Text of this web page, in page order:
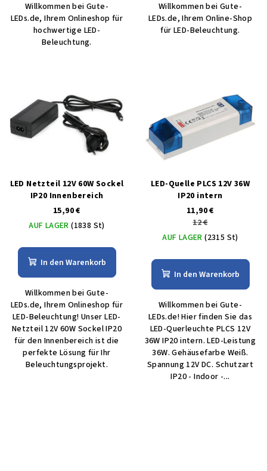
Willkommen bei Gute-
LEDs.de, Ihrem Onlineshop für
hochwertige LED-
Beleuchtung.
Willkommen bei Gute-
LEDs.de, Ihrem Online-Shop
für LED-Beleuchtung.
LED Netzteil 12V 60W Sockel
IP20 Innenbereich
15,90 €
AUF LAGER(1838 St)
In den Warenkorb
Willkommen bei Gute-
LEDs.de, Ihrem Onlineshop für
LED-Beleuchtung! Unser LED-
Netzteil 12V 60W Sockel IP20
für den Innenbereich ist die
perfekte Lösung für Ihr
Beleuchtungsprojekt.
LED-Quelle PLCS 12V 36W
IP20 intern
11,90 €
12 €
AUF LAGER(2315 St)
In den Warenkorb
Willkommen bei Gute-
LEDs.de! Hier finden Sie das
LED-Quer­leuch­te PLCS 12V
36W IP20 intern. LED-Leistung
36W. Gehäusefarbe Weiß.
Spannung 12V DC. Schutzart
IP20 - Indoor -...